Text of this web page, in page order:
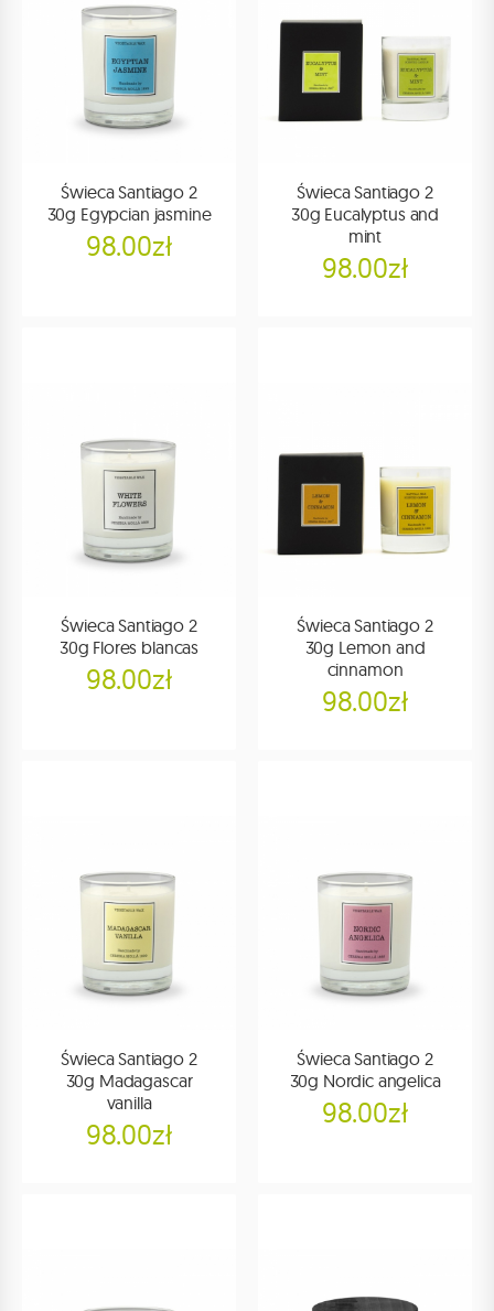
Świeca Santiago 2
30g Egypcian jasmine
98.00zł
Świeca Santiago 2
30g Eucalyptus and
mint
98.00zł
Świeca Santiago 2
30g Flores blancas
98.00zł
Świeca Santiago 2
30g Lemon and
cinnamon
98.00zł
Świeca Santiago 2
30g Madagascar
vanilla
98.00zł
Świeca Santiago 2
30g Nordic angelica
98.00zł